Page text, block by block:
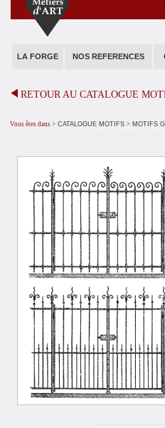
LA FORGE NOS REFERENCES
RETOUR AU CATALOGUE
Vous êtes dans >CATALOGUE MOTIFS >MOTIFS